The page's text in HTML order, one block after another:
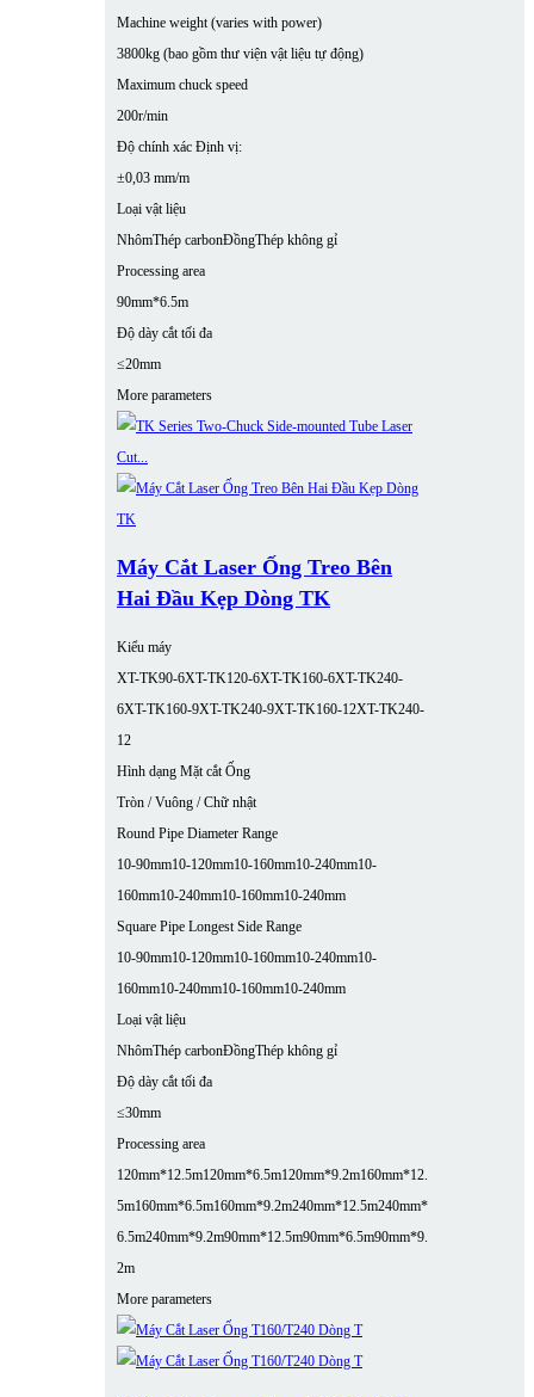
Machine weight (varies with power)
3800kg (bao gồm thư viện vật liệu tự động)
Maximum chuck speed
200r/min
Độ chính xác Định vị:
±0,03 mm/m
Loại vật liệu
NhômThép carbonĐồngThép không gỉ
Processing area
90mm*6.5m
Độ dày cắt tối đa
≤20mm
More parameters
Máy Cắt Laser Ống Treo Bên
Hai Đầu Kẹp Dòng TK
Kiểu máy
XT-TK90-6XT-TK120-6XT-TK160-6XT-TK240-
6XT-TK160-9XT-TK240-9XT-TK160-12XT-TK240-
12
Hình dạng Mặt cắt Ống
Tròn / Vuông / Chữ nhật
Round Pipe Diameter Range
10-90mm10-120mm10-160mm10-240mm10-
160mm10-240mm10-160mm10-240mm
Square Pipe Longest Side Range
10-90mm10-120mm10-160mm10-240mm10-
160mm10-240mm10-160mm10-240mm
Loại vật liệu
NhômThép carbonĐồngThép không gỉ
Độ dày cắt tối đa
≤30mm
Processing area
120mm*12.5m120mm*6.5m120mm*9.2m160mm*12.
5m160mm*6.5m160mm*9.2m240mm*12.5m240mm*
6.5m240mm*9.2m90mm*12.5m90mm*6.5m90mm*9.
2m
More parameters